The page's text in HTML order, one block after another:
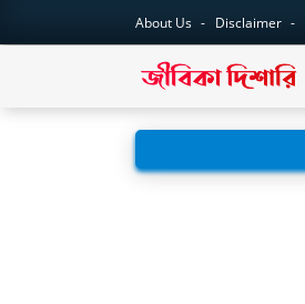
About Us Disclaimer